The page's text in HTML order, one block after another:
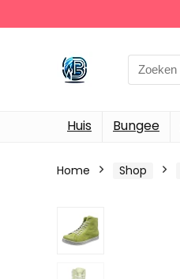
Search
for:
Huis Bungee
Home Shop